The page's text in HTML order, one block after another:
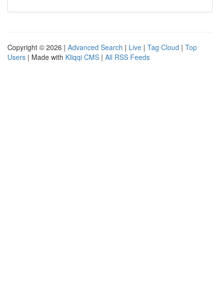
Copyright © 2026 | Advanced Search | Live | Tag Cloud | Top
Users | Made with Kliqqi CMS | All RSS Feeds